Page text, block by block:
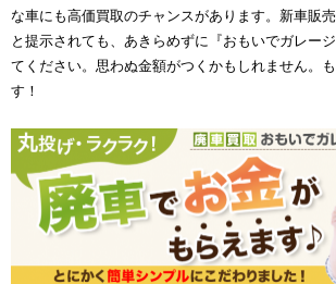
な車にも高価買取のチャンスがあります。新車販
と提示されても、あきらめずに『おもいでガレー
てください。思わぬ金額がつくかもしれません。
す！